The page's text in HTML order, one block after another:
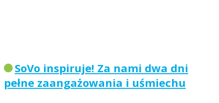
SoVo inspiruje! Za nami dwa dni
pełne zaangażowania i uśmiechu